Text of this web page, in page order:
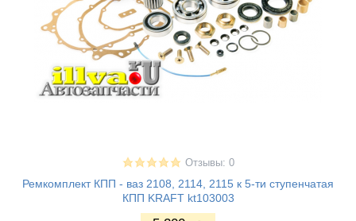
Отзывы: 0
Ремкомплект КПП - ваз 2108, 2114, 2115 к 5-ти ступенчатая
КПП KRAFT kt103003